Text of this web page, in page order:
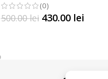
(0)
500.00lei 430.00 lei